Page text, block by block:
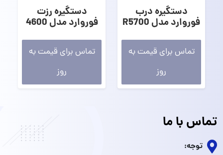
دستگیره درب
فوروارد مدل R5700
تماس برای قیمت به
روز
دستگیره رزت
فوروارد مدل 4600
تماس برای قیمت به
روز
تماس با ما
توجه: